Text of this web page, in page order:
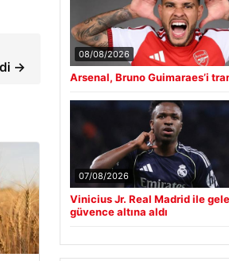
→
08/08/2026
Arsenal, Bruno Guimaraes’i
07/08/2026
Vinicius Jr. Real Madrid ile
güvence altına aldı